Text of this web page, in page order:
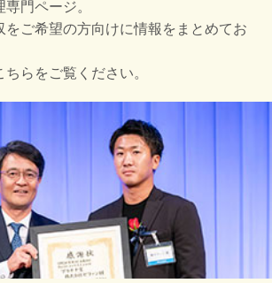
門ページ。
をご希望の方向けに情報をまとめてお
らをご覧ください。